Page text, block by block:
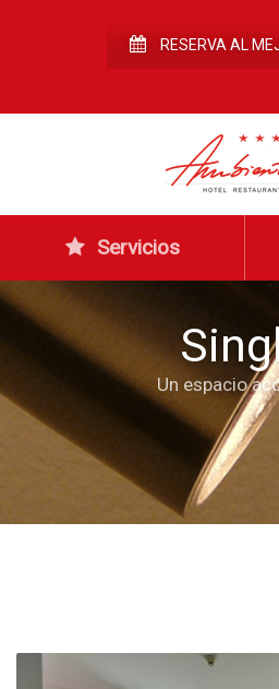
RESERVA AL
Servicios
Un espacio